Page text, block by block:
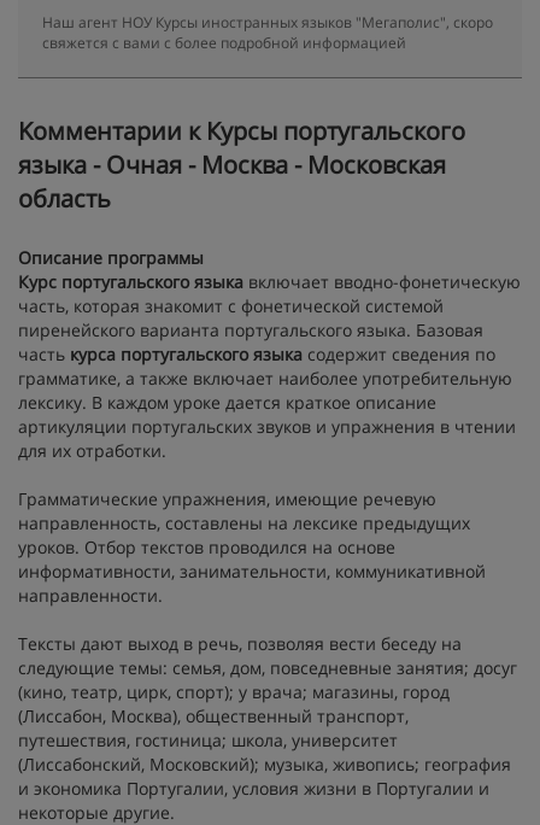
Наш агент НОУ Курсы иностранных языков "Мегаполис", скоро
свяжется с вами с более подробной информацией
Kомментарии к Курсы португальского
языка - Очная - Москва - Московская
область
Описание программы
Курс португальского языка включает вводно-фонетическую
часть, которая знакомит с фонетической системой
пиренейского варианта португальского языка. Базовая
часть курса португальского языка содержит сведения по
грамматике, а также включает наиболее употребительную
лексику. В каждом уроке дается краткое описание
артикуляции португальских звуков и упражнения в чтении
для их отработки.
Грамматические упражнения, имеющие речевую
направленность, составлены на лексике предыдущих
уроков. Отбор текстов проводился на основе
информативности, занимательности, коммуникативной
направленности.
Тексты дают выход в речь, позволяя вести беседу на
следующие темы: семья, дом, повседневные занятия; досуг
(кино, театр, цирк, спорт); у врача; магазины, город
(Лиссабон, Москва), общественный транспорт,
путешествия, гостиница; школа, университет
(Лиссабонский, Московский); музыка, живопись; география
и экономика Португалии, условия жизни в Португалии и
некоторые другие.